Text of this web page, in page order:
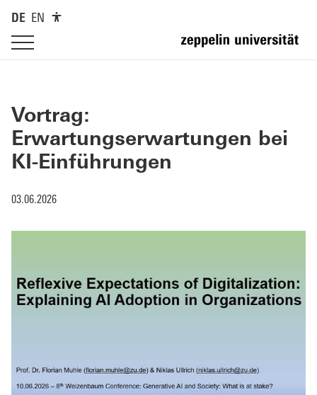
DE EN
Vortrag:
Erwartungserwartungen bei
KI-Einführungen
03.06.2026